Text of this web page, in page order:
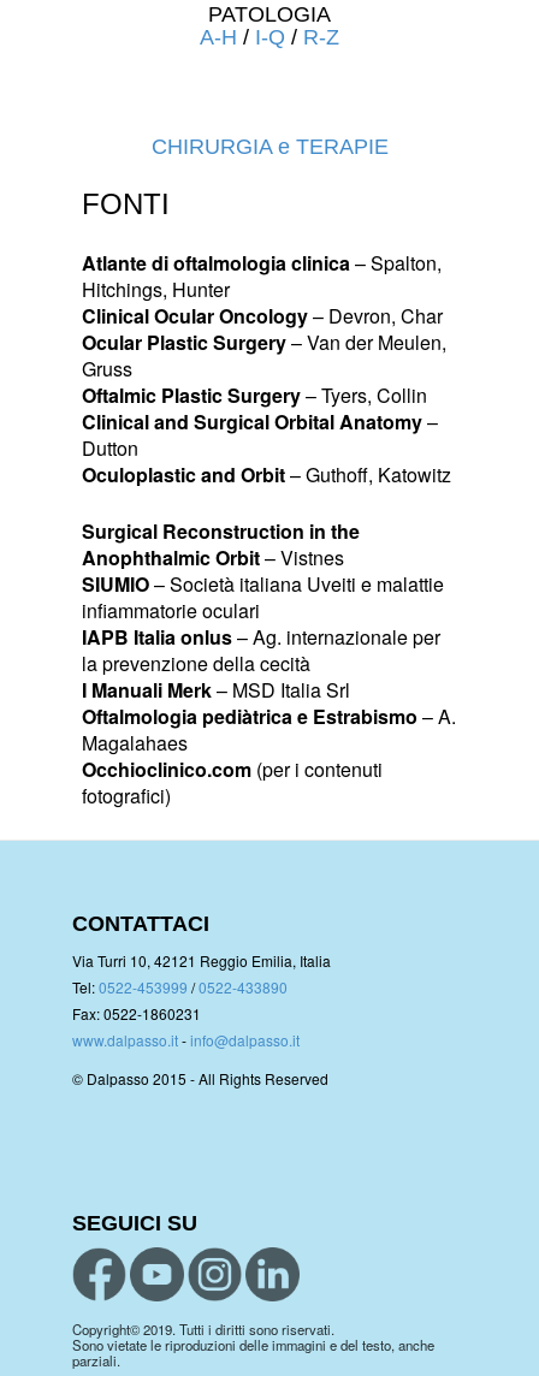
PATOLOGIA
A-H / I-Q / R-Z
CHIRURGIA e TERAPIE
FONTI
Atlante di oftalmologia clinica– Spalton,
Hitchings, Hunter
Clinical Ocular Oncology– Devron, Char
Ocular Plastic Surgery– Van der Meulen,
Gruss
Oftalmic Plastic Surgery– Tyers, Collin
Clinical and Surgical Orbital Anatomy–
Dutton
Oculoplastic and Orbit– Guthoff, Katowitz
Surgical Reconstruction in the
Anophthalmic Orbit– Vistnes
SIUMIO– Società italiana Uveiti e malattie
infiammatorie oculari
IAPB Italia onlus– Ag. internazionale per
la prevenzione della cecità
I Manuali Merk– MSD Italia Srl
Oftalmologia pediàtrica e Estrabismo – A.
Magalahaes
Occhioclinico.com (per i contenuti
fotografici)
CONTATTACI
Via Turri 10, 42121 Reggio Emilia, Italia
Tel:0522-453999 /0522-433890
Fax: 0522-1860231
www.dalpasso.it-info@dalpasso.it
© Dalpasso 2015 - All Rights Reserved
SEGUICI SU
Copyright© 2019. Tutti i diritti sono riservati.
Sono vietate le riproduzioni delle immagini e del testo, anche
parziali.